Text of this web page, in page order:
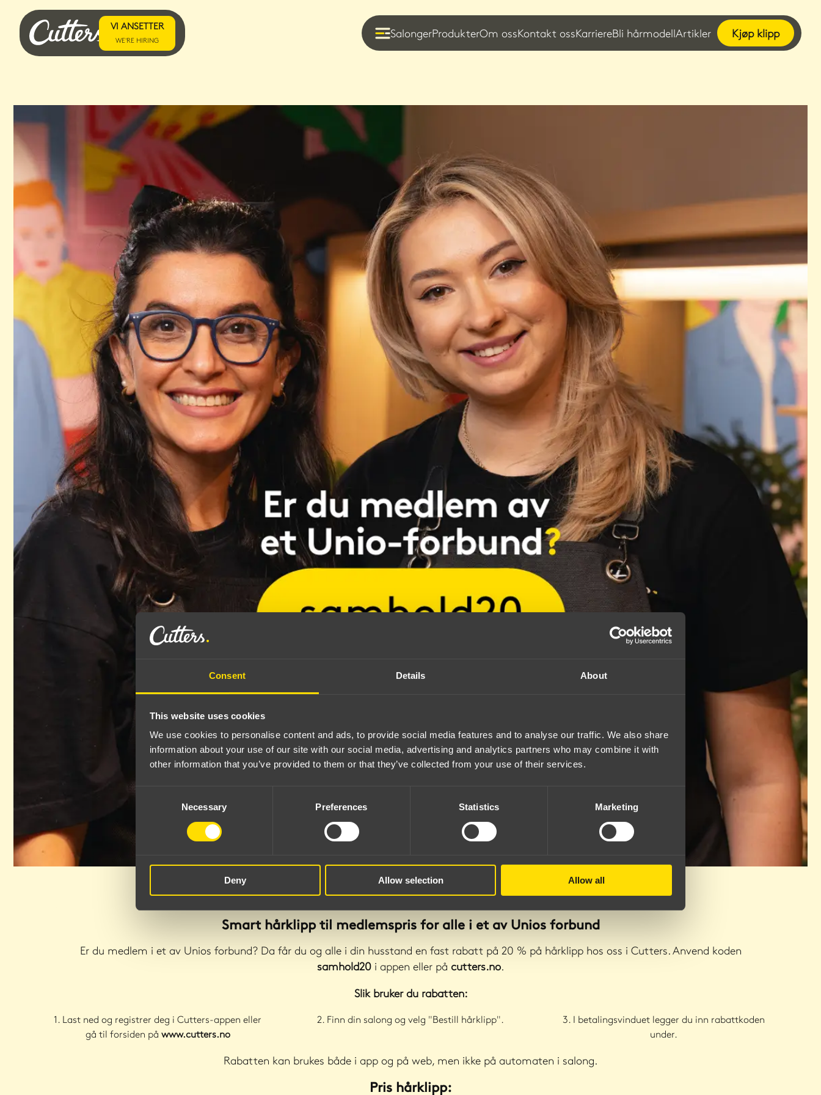
Consent Details About
This website uses cookies
We use cookies to personalise content and ads, to provide social media features and to analyse our traffic. We also share
information about your use of our site with our social media, advertising and analytics partners who may combine it with
other information that you’ve provided to them or that they’ve collected from your use of their services.
Consent
Necessary Preferences Statistics Marketing
Deny Allow selection Allow all
VI ANSETTER
WE'RE HIRING SalongerProdukterOm ossKontakt ossKarriereBli hårmodellArtikler Kjøp klipp
Smart hårklipp til medlemspris for alle i et av Unios forbund
Er du medlem i et av Unios forbund? Da får du og alle i din husstand en fast rabatt på 20 % på hårklipp hos oss i Cutters. Anvend koden
samhold20 i appen eller på cutters.no.
Slik bruker du rabatten:
1. Last ned og registrer deg i Cutters-appen eller
gå til forsiden på www.cutters.no
2. Finn din salong og velg "Bestill hårklipp".
3. I betalingsvinduet legger du inn rabattkoden
under.
Rabatten kan brukes både i app og på web, men ikke på automaten i salong.
Pris hårklipp: